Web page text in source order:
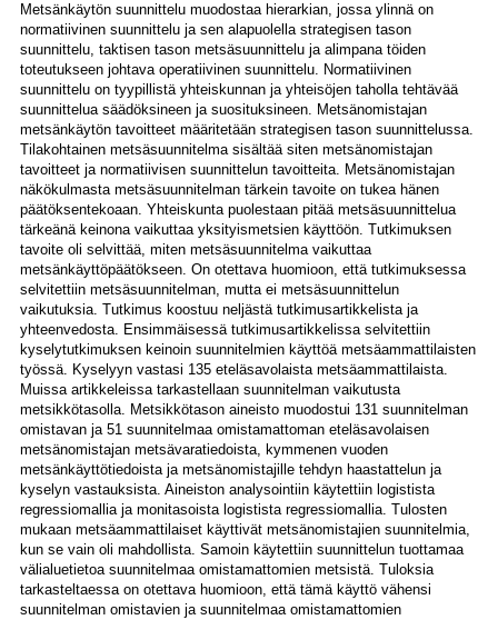
Metsänkäytön suunnittelu muodostaa hierarkian, jossa ylinnä on
normatiivinen suunnittelu ja sen alapuolella strategisen tason
suunnittelu, taktisen tason metsäsuunnittelu ja alimpana töiden
toteutukseen johtava operatiivinen suunnittelu. Normatiivinen
suunnittelu on tyypillistä yhteiskunnan ja yhteisöjen taholla tehtävää
suunnittelua säädöksineen ja suosituksineen. Metsänomistajan
metsänkäytön tavoitteet määritetään strategisen tason suunnittelussa.
Tilakohtainen metsäsuunnitelma sisältää siten metsänomistajan
tavoitteet ja normatiivisen suunnittelun tavoitteita. Metsänomistajan
näkökulmasta metsäsuunnitelman tärkein tavoite on tukea hänen
päätöksentekoaan. Yhteiskunta puolestaan pitää metsäsuunnittelua
tärkeänä keinona vaikuttaa yksityismetsien käyttöön. Tutkimuksen
tavoite oli selvittää, miten metsäsuunnitelma vaikuttaa
metsänkäyttöpäätökseen. On otettava huomioon, että tutkimuksessa
selvitettiin metsäsuunnitelman, mutta ei metsäsuunnittelun
vaikutuksia. Tutkimus koostuu neljästä tutkimusartikkelista ja
yhteenvedosta. Ensimmäisessä tutkimusartikkelissa selvitettiin
kyselytutkimuksen keinoin suunnitelmien käyttöä metsäammattilaisten
työssä. Kyselyyn vastasi 135 eteläsavolaista metsäammattilaista.
Muissa artikkeleissa tarkastellaan suunnitelman vaikutusta
metsikkötasolla. Metsikkötason aineisto muodostui 131 suunnitelman
omistavan ja 51 suunnitelmaa omistamattoman eteläsavolaisen
metsänomistajan metsävaratiedoista, kymmenen vuoden
metsänkäyttötiedoista ja metsänomistajille tehdyn haastattelun ja
kyselyn vastauksista. Aineiston analysointiin käytettiin logistista
regressiomallia ja monitasoista logistista regressiomallia. Tulosten
mukaan metsäammattilaiset käyttivät metsänomistajien suunnitelmia,
kun se vain oli mahdollista. Samoin käytettiin suunnittelun tuottamaa
välialuetietoa suunnitelmaa omistamattomien metsistä. Tuloksia
tarkasteltaessa on otettava huomioon, että tämä käyttö vähensi
suunnitelman omistavien ja suunnitelmaa omistamattomien